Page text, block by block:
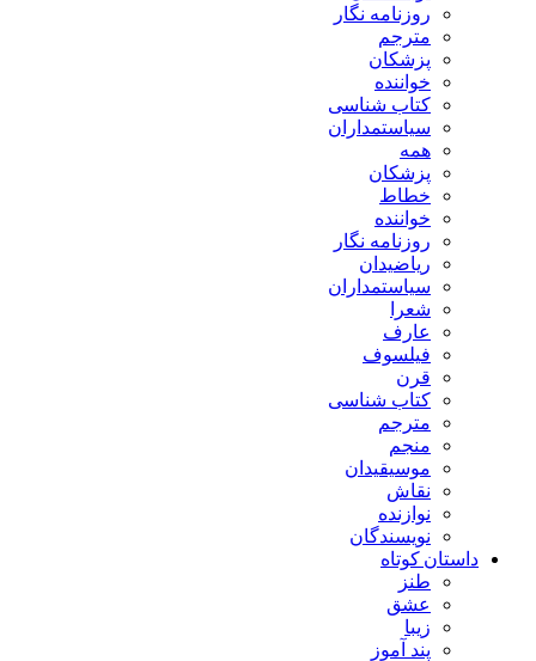
روزنامه نگار
مترجم
پزشکان
خواننده
کتاب شناسی
سیاستمداران
همه
پزشکان
خطاط
خواننده
روزنامه نگار
ریاضیدان
سیاستمداران
شعرا
عارف
فیلسوف
قرن
کتاب شناسی
مترجم
منجم
موسیقیدان
نقاش
نوازنده
نویسندگان
داستان کوتاه
طنز
عشق
زیبا
پند آموز